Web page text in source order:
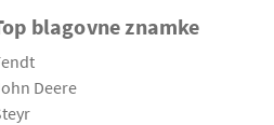
blagovne znamke
Deere